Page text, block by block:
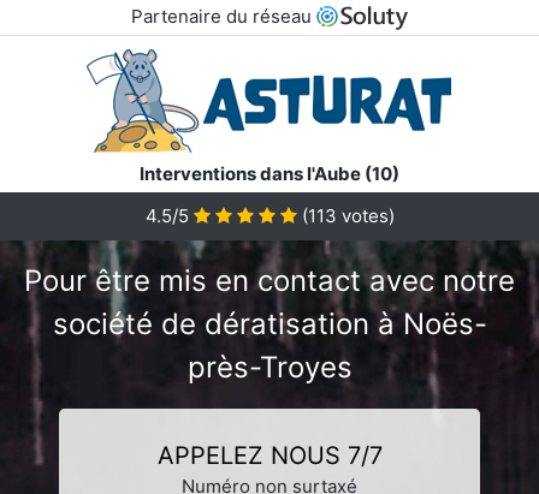
Partenaire du réseau
Interventions dans l'Aube (10)
4.5/5
(113 votes)
Pour être mis en contact avec notre
société de dératisation à Noës-
près-Troyes
APPELEZ NOUS 7/7
Numéro non surtaxé